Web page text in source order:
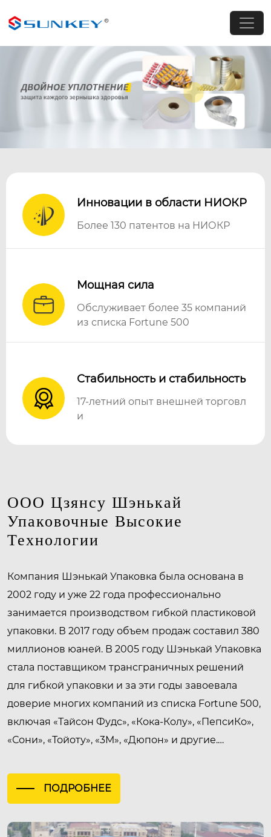
Инновации в области НИОКР
Более 130 патентов на НИОКР
Мощная сила
Обслуживает более 35 компаний
из списка Fortune 500
Стабильность и стабильность
17-летний опыт внешней торговл
и
ООО Цзянсу Шэнькай
Упаковочные Высокие
Технологии
Компания Шэнькай Упаковка была основана в
2002 году и уже 22 года профессионально
занимается производством гибкой пластиковой
упаковки. В 2017 году объем продаж составил 380
миллионов юаней. В 2005 году Шэнькай Упаковка
стала поставщиком трансграничных решений
для гибкой упаковки и за эти годы завоевала
доверие многих компаний из списка Fortune 500,
включая «Тайсон Фудс», «Кока-Колу», «ПепсиКо»,
«Сони», «Тойоту», «3М», «Дюпон» и другие.
сертификат Sony GP и установила долгосрочные
стратегические партнерские отношения с этими
гибкими упаковочными решениями и услугами,
ПОДРОБНЕЕ